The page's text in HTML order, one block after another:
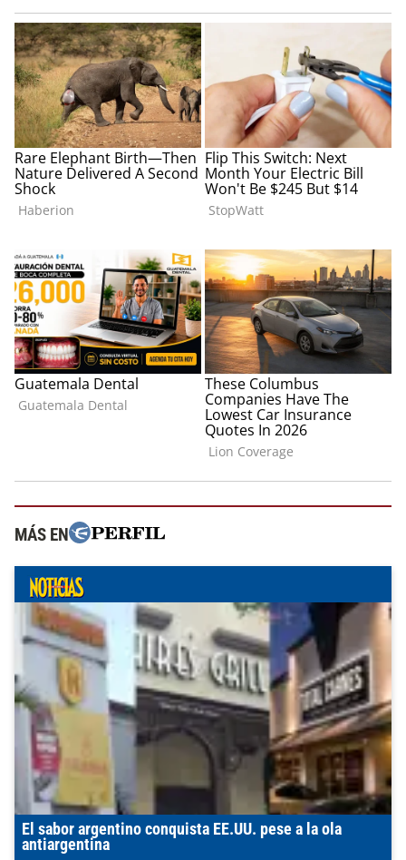
MÁS EN
El sabor argentino conquista EE.UU. pese a la ola
antiargentina